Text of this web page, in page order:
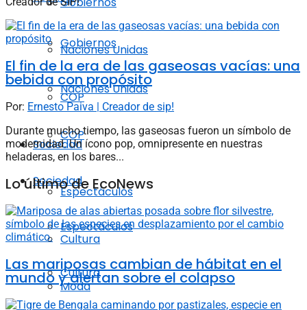
Naciones Unidas
COP
Sociedad
Espectáculos
Cultura
Moda
Gobiernos
Naciones Unidas
COP
Sociedad
Espectáculos
Cultura
El fin de la era de las gaseosas vacías: una
bebida con propósito
Por: Ernesto Paiva | Creador de sip!
Durante mucho tiempo, las gaseosas fueron un símbolo de
modernidad. Un ícono pop, omnipresente en nuestras
heladeras, en los bares...
Lo último de EcoNews
Las mariposas cambian de hábitat en el
mundo y alertan sobre el colapso